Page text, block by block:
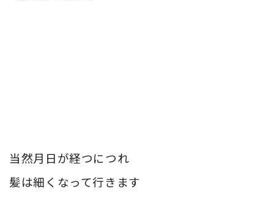
当然月日が経つにつれ
髪は細くなって行きます